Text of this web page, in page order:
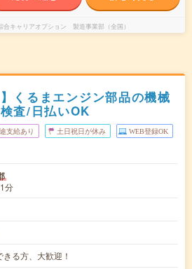
合キャリアオプション 製造事業部（全国）
くるまエンジン部品の機械
査/日払いOK
支給あり 土日祝日が休み WEB登録OK
分
る方、大歓迎！